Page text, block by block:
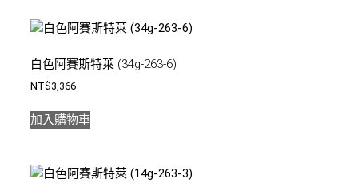
白色阿賽斯特萊 (34g-263-6)
NT$3,366
加入購物車